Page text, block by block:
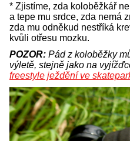
* Zjistíme, zda koloběžkář
a tepe mu srdce, zda nemá
zda mu odněkud nestříká
kvůli otřesu mozku.
POZOR: Pád z koloběžky
výletě, stejně jako na
freestyle ježdění ve